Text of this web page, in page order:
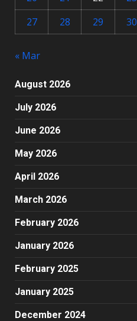
27
28 29 30
« Mar
August 2026
July 2026
June 2026
May 2026
April 2026
March 2026
February 2026
January 2026
February 2025
January 2025
December 2024